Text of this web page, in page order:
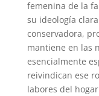
femenina de la
su ideología
conservadora,
mantiene en las
esencialmente
reivindican ese
labores del